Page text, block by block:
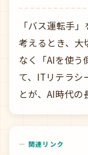
「バス運転手
考えるとき、大
なく「AIを使う
て、ITリテラシ
とが、AI時代の
— 関連リンク